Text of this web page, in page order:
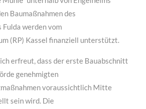
Baumaßnahmen des
werden vom
(RP) Kassel finanziell unterstützt.
erfreut, dass der erste Bauabschnitt
genehmigten
voraussichtlich Mitte
sein wird. Die
sit amet, consectetuer adipiscing
MEHR INFOS